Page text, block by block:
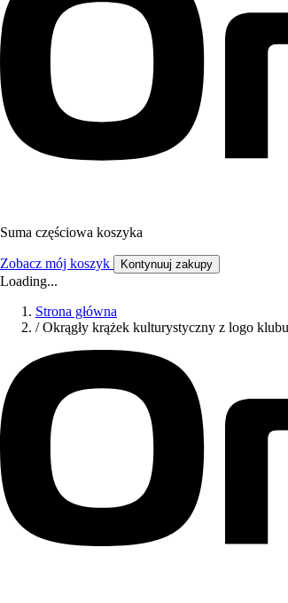
Suma częściowa koszyka
Zobacz mój koszyk Kontynuuj zakupy
Loading...
Strona główna
/ Okrągły krążek kulturystyczny z logo